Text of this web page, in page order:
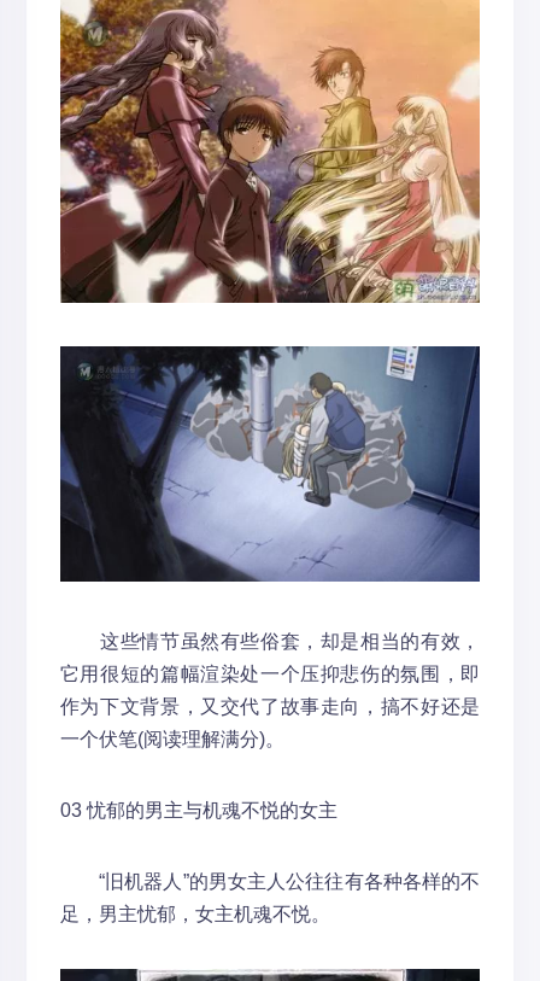
这些情节虽然有些俗套，却是相当的有效，
它用很短的篇幅渲染处一个压抑悲伤的氛围，即
作为下文背景，又交代了故事走向，搞不好还是
一个伏笔(阅读理解满分)。
03 忧郁的男主与机魂不悦的女主
“旧机器人”的男女主人公往往有各种各样的不
足，男主忧郁，女主机魂不悦。